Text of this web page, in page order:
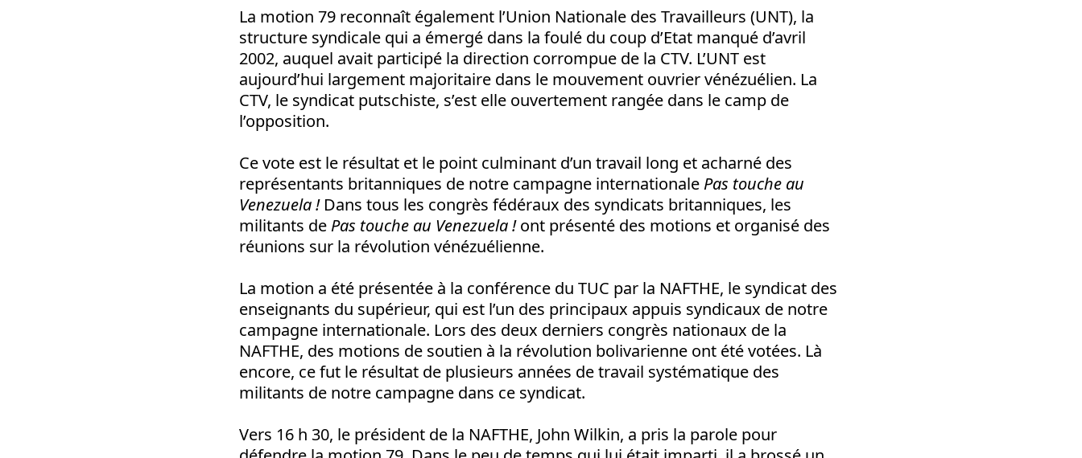
La motion 79 reconnaît également l’Union Nationale des Travailleurs (UNT), la
structure syndicale qui a émergé dans la foulé du coup d’Etat manqué d’avril
2002, auquel avait participé la direction corrompue de la CTV. L’UNT est
aujourd’hui largement majoritaire dans le mouvement ouvrier vénézuélien. La
CTV, le syndicat putschiste, s’est elle ouvertement rangée dans le camp de
l’opposition.
Ce vote est le résultat et le point culminant d’un travail long et acharné des
représentants britanniques de notre campagne internationale Pas touche au
Venezuela !Dans tous les congrès fédéraux des syndicats britanniques, les
militants de Pas touche au Venezuela !ont présenté des motions et organisé des
réunions sur la révolution vénézuélienne.
La motion a été présentée à la conférence du TUC par la NAFTHE, le syndicat des
enseignants du supérieur, qui est l’un des principaux appuis syndicaux de notre
campagne internationale. Lors des deux derniers congrès nationaux de la
NAFTHE, des motions de soutien à la révolution bolivarienne ont été votées. Là
encore, ce fut le résultat de plusieurs années de travail systématique des
militants de notre campagne dans ce syndicat.
Vers 16 h 30, le président de la NAFTHE, John Wilkin, a pris la parole pour